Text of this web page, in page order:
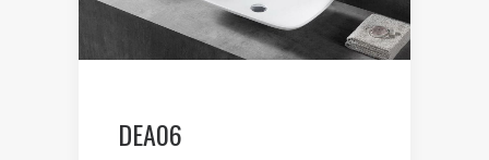
DEA06